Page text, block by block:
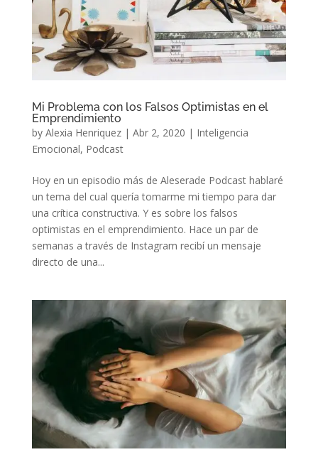
Mi Problema con los Falsos Optimistas en el
Emprendimiento
by Alexia Henriquez| Abr 2, 2020 | Inteligencia
Emocional, Podcast
Hoy en un episodio más de Aleserade Podcast hablaré
un tema del cual quería tomarme mi tiempo para dar
una crítica constructiva. Y es sobre los falsos
optimistas en el emprendimiento. Hace un par de
semanas a través de Instagram recibí un mensaje
directo de una...